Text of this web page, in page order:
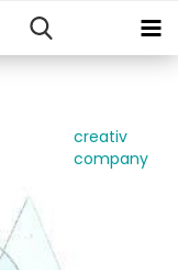
creativ
company